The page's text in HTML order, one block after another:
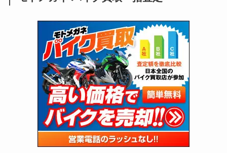
(31)
(51)
(34)
(5)
(12)
(63)
(109)
(24)
(16)
(25)
(24)
(47)
(15)
(5)
(64)
(16)
(62)
(4)
(6)
(17)
(5)
(249)
(12)
(131)
(38)
(131)
(167)
(85)
(21)
(61)
(171)
(98)
(13)
(60)
(274)
(171)
(38)
(47)
(59)
(66)
(16)
(141)
(254)
(204)
(1,139)
(166)
(23)
(33)
(34)
(35)
(41)
(415)
(16)
(72) (126)
(170)
(171)
(118)
(27)
(1,605)
(147)
(13)
(19)
(12)
(16)